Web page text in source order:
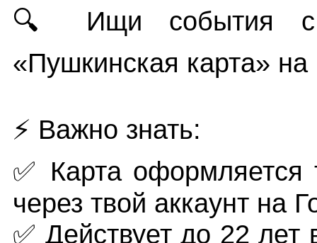
🔍 Ищи события с
«Пушкинская карта» на
⚡ Важно знать:
✅ Карта оформляется
через твой аккаунт на
✅ Действует до 22 лет